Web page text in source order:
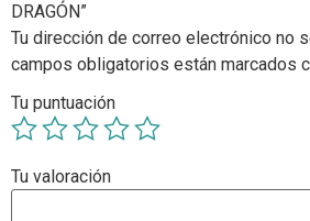
DRAGÓN”
Tu dirección de correo electrónico no
campos obligatorios están marcados
Tu puntuación
Tu valoración